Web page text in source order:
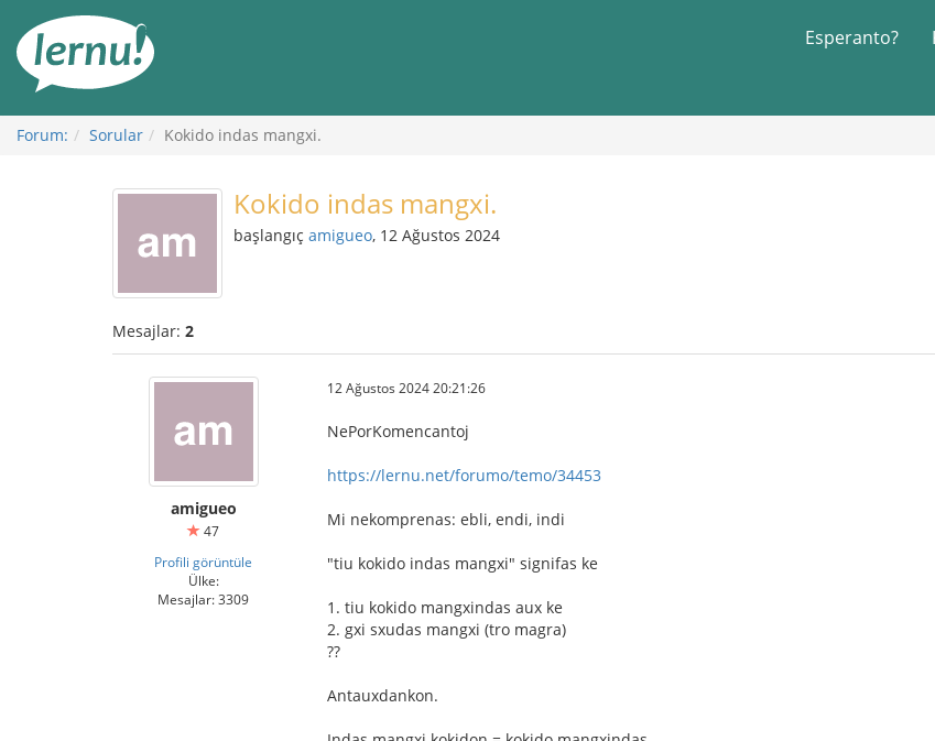
Görüntüleme
Esperanto?
Forum: Sorular Kokido indas mangxi.
Kokido indas mangxi.
başlangıç amigueo, 12 Ağustos 2024
Mesajlar: 2
amigueo
47
Profili görüntüle
Ülke:
Mesajlar: 3309
12 Ağustos 2024 20:21:26
NePorKomencantoj
https://lernu.net/forumo/temo/34453
Mi nekomprenas: ebli, endi, indi
"tiu kokido indas mangxi" signifas ke
1. tiu kokido mangxindas aux ke
2. gxi sxudas mangxi (tro magra)
??
Antauxdankon.